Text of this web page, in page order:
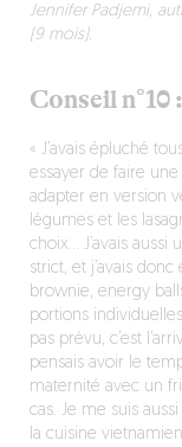
Jennifer Padjemi,
(9 mois).
Conseil n°10
« J’avais épluché
essayer de faire
adapter en version
légumes et les
choix… J’avais
strict, et j’avais
brownie, energy
portions
pas prévu, c’est
pensais avoir le
maternité avec un
cas. Je me suis
la cuisine